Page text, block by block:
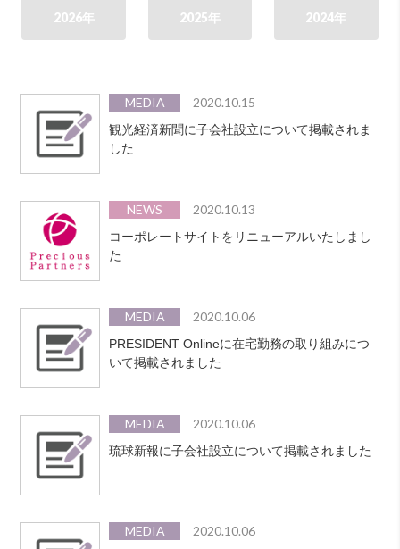
2026年 2025年 2024年
MEDIA 2020.10.15
観光経済新聞に子会社設立について掲載されま
した
NEWS 2020.10.13
コーポレートサイトをリニューアルいたしまし
た
MEDIA 2020.10.06
PRESIDENT Onlineに在宅勤務の取り組みにつ
いて掲載されました
MEDIA 2020.10.06
琉球新報に子会社設立について掲載されました
MEDIA 2020.10.06